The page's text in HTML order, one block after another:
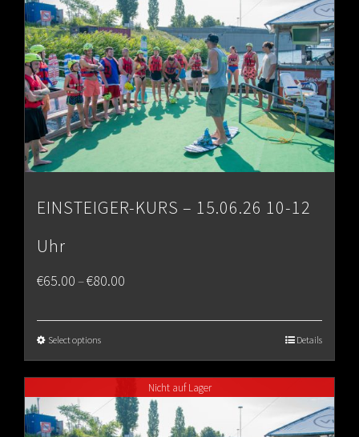
EINSTEIGER-KURS – 15.06.26 10-12
Uhr
€65.00–€80.00
€80.00
Select options Details
Nicht auf Lager